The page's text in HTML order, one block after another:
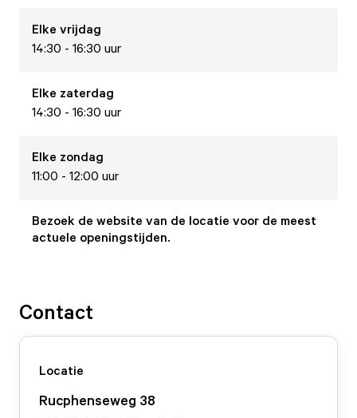
Elke vrijdag
14:30 - 16:30 uur
Elke zaterdag
14:30 - 16:30 uur
Elke zondag
11:00 - 12:00 uur
Bezoek de website van de locatie voor de meest
actuele openingstijden.
Contact
Locatie
Rucphenseweg 38